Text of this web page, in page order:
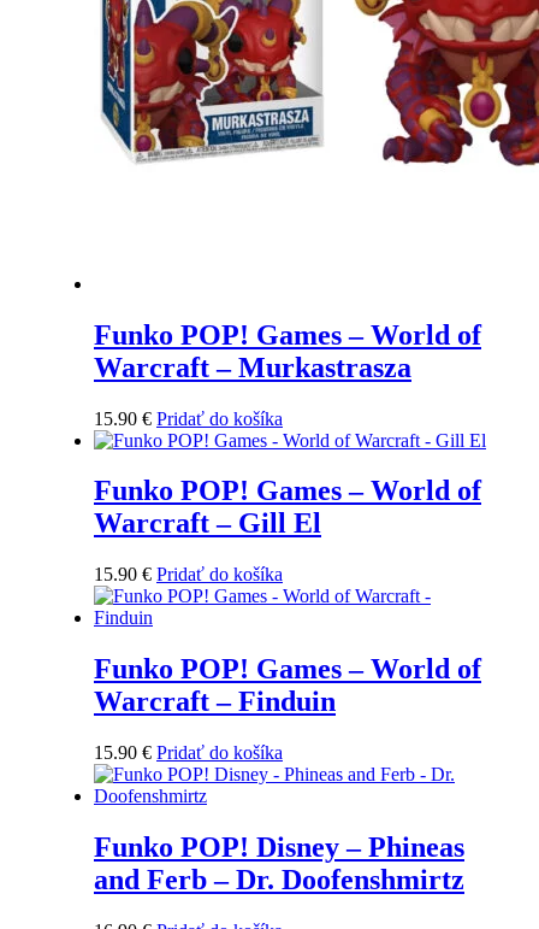
Funko POP! Games – World of
Warcraft – Murkastrasza
15.90 € Pridať do košíka
Funko POP! Games – World of
Warcraft – Gill El
15.90 € Pridať do košíka
Funko POP! Games – World of
Warcraft – Finduin
15.90 € Pridať do košíka
Funko POP! Disney – Phineas
and Ferb – Dr. Doofenshmirtz